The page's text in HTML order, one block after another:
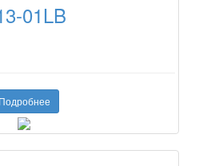
01LB
Подробнее